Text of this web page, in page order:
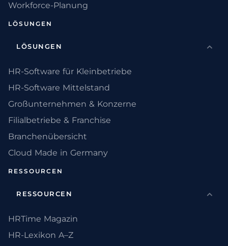
Workforce-Planung
LÖSUNGEN
LÖSUNGEN
HR-Software für Kleinbetriebe
HR-Software Mittelstand
Großunternehmen & Konzerne
Filialbetriebe & Franchise
Branchenübersicht
Cloud Made in Germany
RESSOURCEN
RESSOURCEN
HRTime Magazin
HR-Lexikon A–Z